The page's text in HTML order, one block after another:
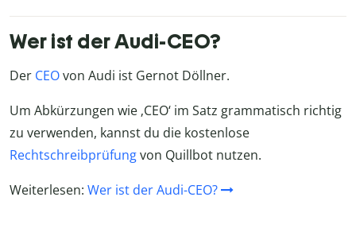
Wer ist der Audi-CEO?
Der CEOvon Audi ist Gernot Döllner.
Um Abkürzungen wie ‚CEO‘ im Satz grammatisch richtig
zu verwenden, kannst du die kostenlose
Rechtschreibprüfungvon Quillbot nutzen.
Weiterlesen: Wer ist der Audi-CEO?